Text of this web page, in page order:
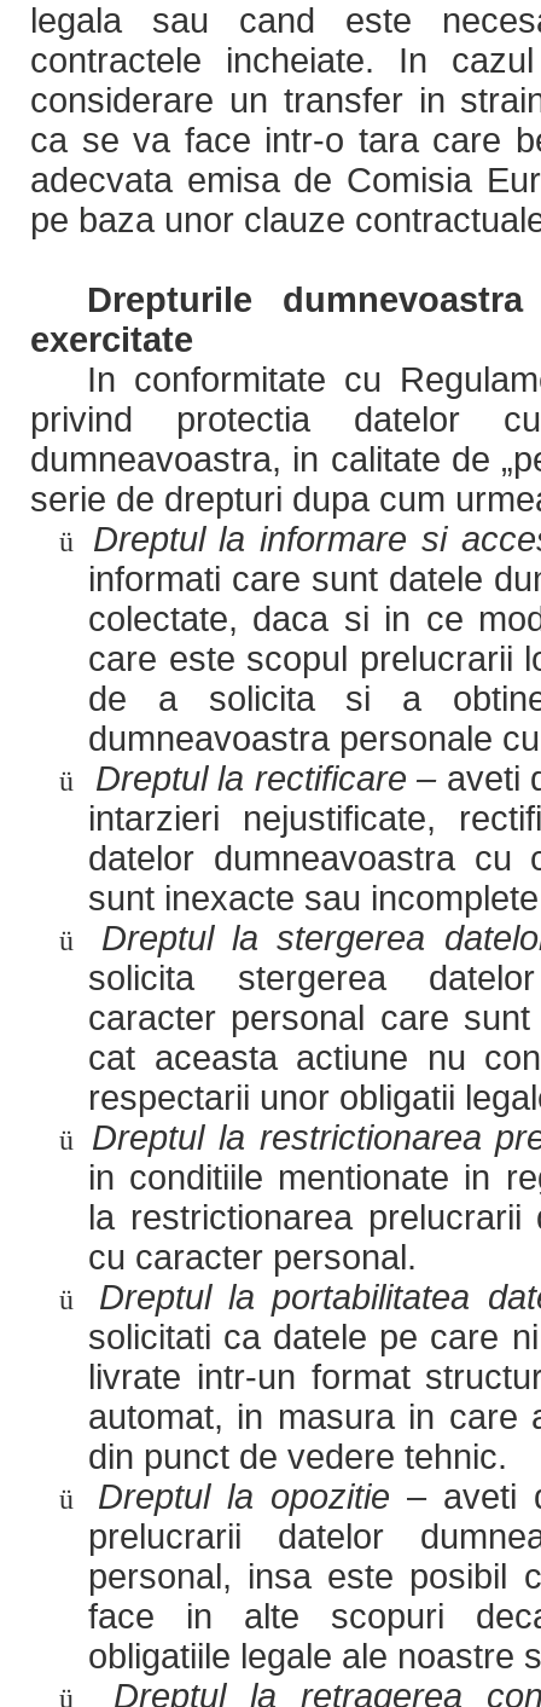
legala sau cand este
contractele incheiate. In
considerare un transfer in
ca se va face intr-o tara care
adecvata emisa de Comisia
pe baza unor clauze
Drepturile
exercitate
In conformitate cu
privind protectia datelor
dumneavoastra, in calitate de
serie de drepturi dupa cum
ü
Dreptul la informare si
informati care sunt datele
colectate, daca si in ce
care este scopul prelucrarii
de a solicita si a
dumneavoastra personale
ü Dreptul la rectificare – aveti
intarzieri nejustificate,
datelor dumneavoastra cu
sunt inexacte sau
ü
Dreptul la stergerea
solicita stergerea
caracter personal care
cat aceasta actiune nu
respectarii unor obligatii
ü
Dreptul la restrictionarea
in conditiile mentionate in
la restrictionarea prelucrarii
cu caracter personal.
ü
Dreptul la portabilitatea
solicitati ca datele pe care
livrate intr-un format
automat, in masura in care
din punct de vedere tehnic.
ü Dreptul la opozitie – aveti
prelucrarii datelor
personal, insa este posibil
face in alte scopuri
obligatiile legale ale noastre
ü
Dreptul la retragerea